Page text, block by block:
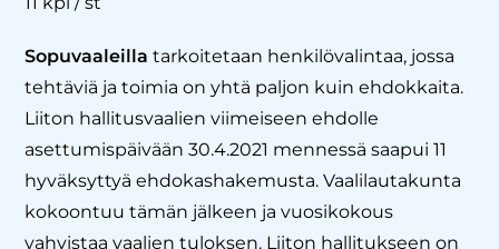
Sopuvaaleillatarkoitetaan henkilövalintaa, jossa
tehtäviä ja toimia on yhtä paljon kuin ehdokkaita.
Liiton hallitusvaalien viimeiseen ehdolle
asettumispäivään 30.4.2021 mennessä saapui 11
hyväksyttyä ehdokashakemusta. Vaalilautakunta
kokoontuu tämän jälkeen ja vuosikokous
vahvistaa vaalien tuloksen. Liiton hallitukseen on